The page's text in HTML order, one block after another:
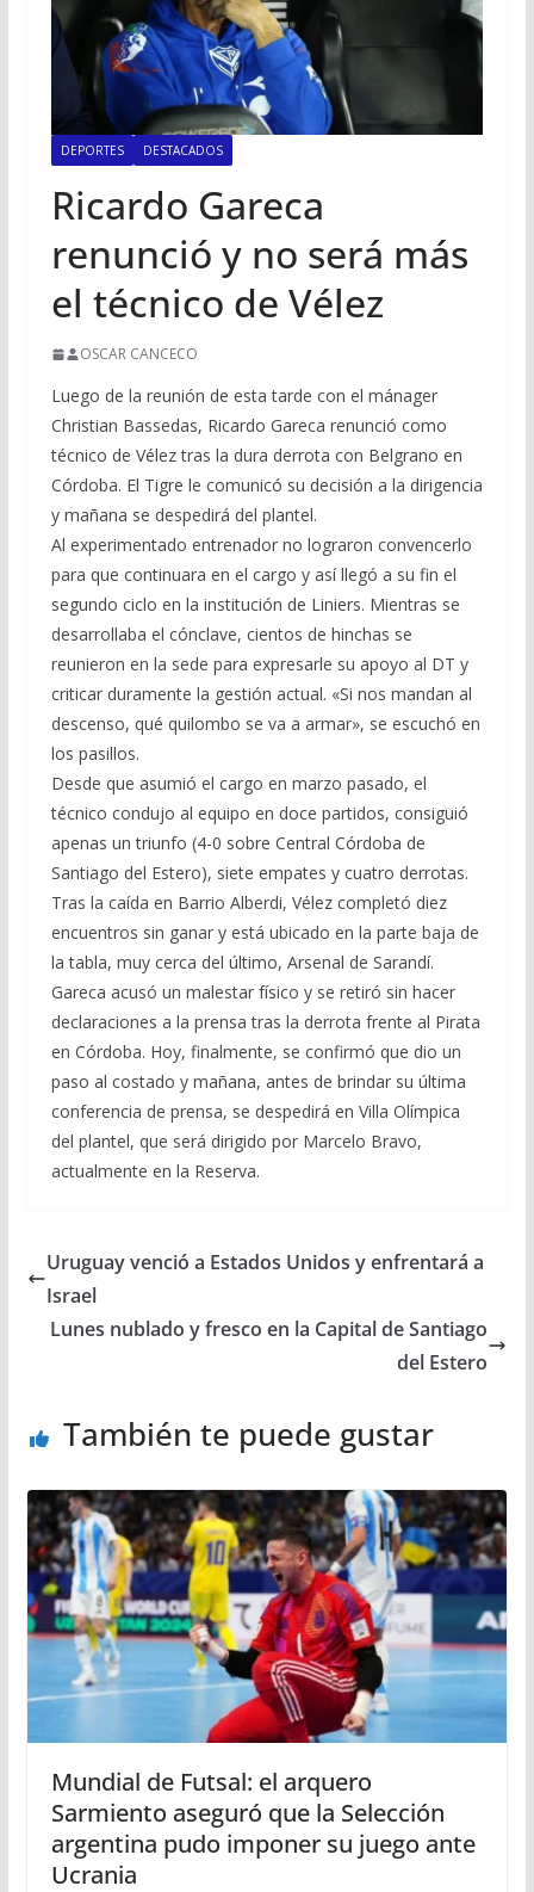
DEPORTES DESTACADOS
Ricardo Gareca
renunció y no será más
el técnico de Vélez
OSCAR CANCECO
Luego de la reunión de esta tarde con el mánager
Christian Bassedas, Ricardo Gareca renunció como
técnico de Vélez tras la dura derrota con Belgrano en
Córdoba. El Tigre le comunicó su decisión a la dirigencia
y mañana se despedirá del plantel.
Al experimentado entrenador no lograron convencerlo
para que continuara en el cargo y así llegó a su fin el
segundo ciclo en la institución de Liniers. Mientras se
desarrollaba el cónclave, cientos de hinchas se
reunieron en la sede para expresarle su apoyo al DT y
criticar duramente la gestión actual. «Si nos mandan al
descenso, qué quilombo se va a armar», se escuchó en
los pasillos.
Desde que asumió el cargo en marzo pasado, el
técnico condujo al equipo en doce partidos, consiguió
apenas un triunfo (4-0 sobre Central Córdoba de
Santiago del Estero), siete empates y cuatro derrotas.
Tras la caída en Barrio Alberdi, Vélez completó diez
encuentros sin ganar y está ubicado en la parte baja de
la tabla, muy cerca del último, Arsenal de Sarandí.
Gareca acusó un malestar físico y se retiró sin hacer
declaraciones a la prensa tras la derrota frente al Pirata
en Córdoba. Hoy, finalmente, se confirmó que dio un
paso al costado y mañana, antes de brindar su última
conferencia de prensa, se despedirá en Villa Olímpica
del plantel, que será dirigido por Marcelo Bravo,
actualmente en la Reserva.
Uruguay venció a Estados Unidos y enfrentará a
Israel
Lunes nublado y fresco en la Capital de Santiago
del Estero
También te puede gustar
Mundial de Futsal: el arquero
Sarmiento aseguró que la Selección
argentina pudo imponer su juego ante
Ucrania